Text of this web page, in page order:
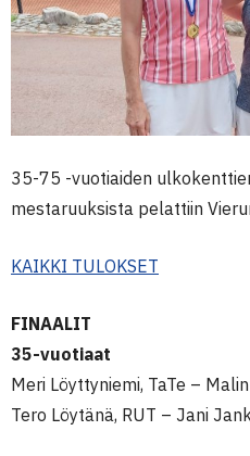
35-75 -vuotiaiden
mestaruuksista pelattiin
KAIKKI TULOKSET
FINAALIT
35-vuotiaat
Meri Löyttyniemi, TaTe –
Tero Löytänä, RUT – Jani